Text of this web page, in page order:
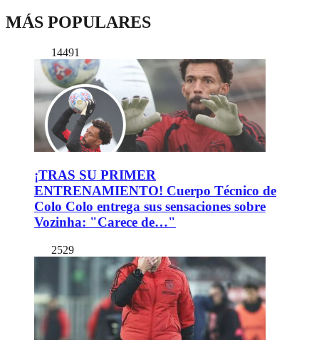
MÁS POPULARES
14491
¡TRAS SU PRIMER
ENTRENAMIENTO! Cuerpo Técnico de
Colo Colo entrega sus sensaciones sobre
Vozinha: "Carece de…"
2529